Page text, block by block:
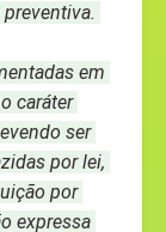
em
caráter
ser
por lei,
por
expressa